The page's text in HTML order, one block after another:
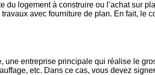
logement à construire ou l’achat sur
avec fourniture de plan. En fait, le
entreprise principale qui réalise le
etc. Dans ce cas, vous devez